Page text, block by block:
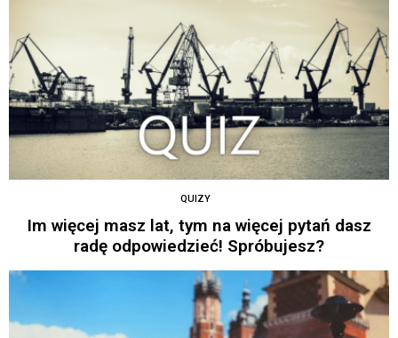
QUIZY
Im więcej masz lat, tym na więcej pytań dasz
radę odpowiedzieć! Spróbujesz?